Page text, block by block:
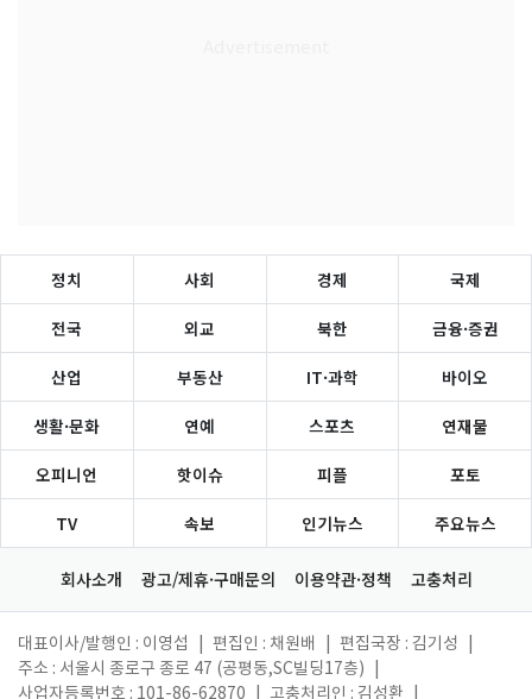
정치 사회 경제 국제
전국 외교 북한 금융·증권
산업 부동산 IT·과학 바이오
생활·문화 연예 스포츠 연재물
오피니언 핫이슈 피플 포토
TV 속보 인기뉴스 주요뉴스
회사소개 광고/제휴·구매문의 이용약관·정책 고충처리
대표이사/발행인 : 이영섭 편집인 : 채원배 편집국장 : 김기성
주소 : 서울시 종로구 종로 47 (공평동,SC빌딩17층)
사업자등록번호 : 101-86-62870
고충처리인 : 김성환